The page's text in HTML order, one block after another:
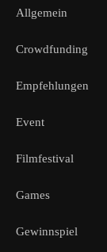
Allgemein
Crowdfunding
Empfehlungen
Event
Filmfestival
Games
Gewinnspiel